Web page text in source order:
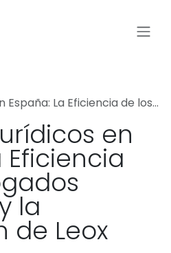
de los Abogados Sustitutos y la Innovación de Leox
en
Eficiencia
la
de Leox